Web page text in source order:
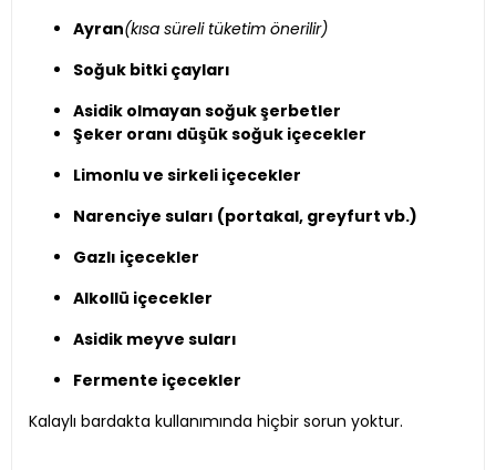
Ayran(kısa süreli tüketim önerilir)
Soğuk bitki çayları
Asidik olmayan soğuk şerbetler
Şeker oranı düşük soğuk içecekler
Limonlu ve sirkeli içecekler
Narenciye suları (portakal, greyfurt vb.)
Gazlı içecekler
Alkollü içecekler
Asidik meyve suları
Fermente içecekler
Kalaylı bardakta kullanımında hiçbir sorun yoktur.